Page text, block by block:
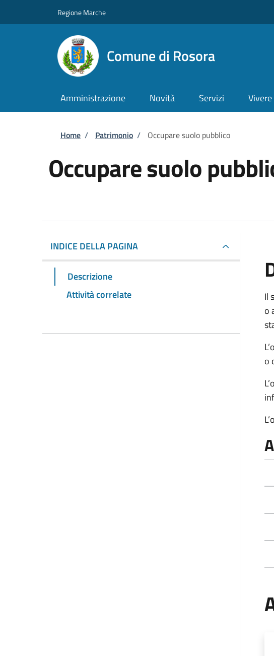
Regione Marche
Comune di Rosora
Amministrazione Novità Servizi
Briciole di pane
Home / Patrimonio / Occupare suolo pubblico
Occupare suolo
INDICE DELLA PAGINA
Descrizione
Attività correlate
Il
o
o